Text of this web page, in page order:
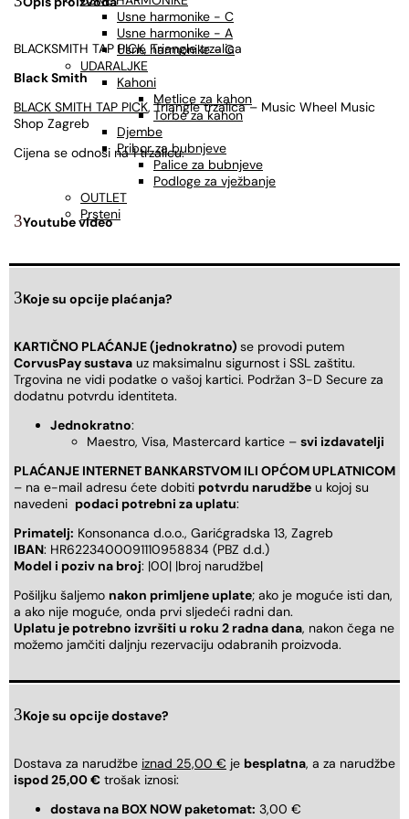
Usne harmonike - C
Usne harmonike - A
Usne harmonike - G
UDARALJKE
Kahoni
Metlice za kahon
Torbe za kahon
Djembe
Pribor za bubnjeve
Palice za bubnjeve
Podloge za vježbanje
OUTLET
Prsteni
BLACKSMITH TAP PICK, Triangle trzalica
Black Smith
BLACK SMITH TAP PICK, Triangle trzalica – Music Wheel Music
Shop Zagreb
Cijena se odnosi na 1 trzalicu.
Youtube video
Koje su opcije plaćanja?
KARTIČNO PLAĆANJE (jednokratno) se provodi putem
CorvusPay sustava uz maksimalnu sigurnost i SSL zaštitu.
Trgovina ne vidi podatke o vašoj kartici. Podržan 3-D Secure za
dodatnu potvrdu identiteta.
Jednokratno:
Maestro, Visa, Mastercard kartice – svi izdavatelji
PLAĆANJE INTERNET BANKARSTVOM ILI OPĆOM UPLATNICOM
– na e-mail adresu ćete dobiti potvrdu narudžbe u kojoj su
navedeni podaci potrebni za uplatu:
Primatelj: Konsonanca d.o.o., Garićgradska 13, Zagreb
IBAN: HR6223400091110958834 (PBZ d.d.)
Model i poziv na broj: |00| |broj narudžbe|
Pošiljku šaljemo nakon primljene uplate; ako je moguće isti dan,
a ako nije moguće, onda prvi sljedeći radni dan.
Uplatu je potrebno izvršiti u roku 2 radna dana, nakon čega ne
možemo jamčiti daljnju rezervaciju odabranih proizvoda.
Koje su opcije dostave?
Dostava za narudžbe iznad 25,00 € je besplatna, a za narudžbe
ispod 25,00 € trošak iznosi:
dostava na BOX NOW paketomat: 3,00 €